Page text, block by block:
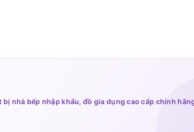
nhà bếp nhập khẩu, đồ gia dụng cao cấp chính